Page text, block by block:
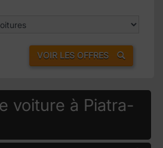
VOIR LES OFFRES
voiture à Piatra-